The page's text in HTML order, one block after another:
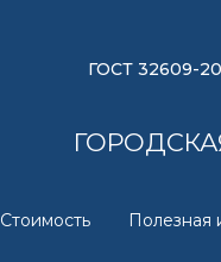
ГОСТ 32609-
Стоимость Полезная